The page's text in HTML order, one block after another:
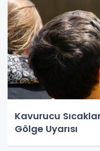
Kavurucu
Gölge Uyarısı